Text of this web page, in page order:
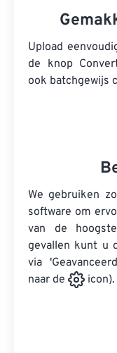
Upload
de knop
ook batchgewijs
We gebruiken
software om
van de
gevallen kunt u
via
naar de
icon).